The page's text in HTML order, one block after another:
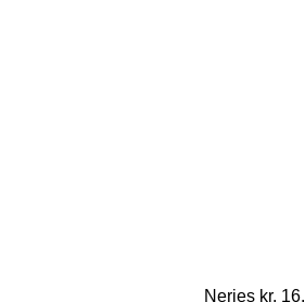
Neries kr. 16,